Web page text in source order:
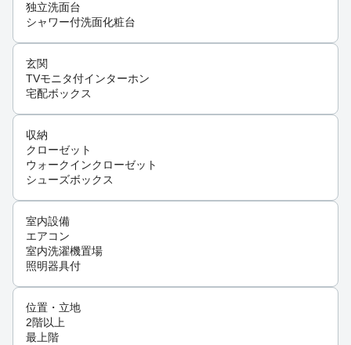
独立洗面台
シャワー付洗面化粧台
玄関
TVモニタ付インターホン
宅配ボックス
収納
クローゼット
ウォークインクローゼット
シューズボックス
室内設備
エアコン
室内洗濯機置場
照明器具付
位置・立地
2階以上
最上階